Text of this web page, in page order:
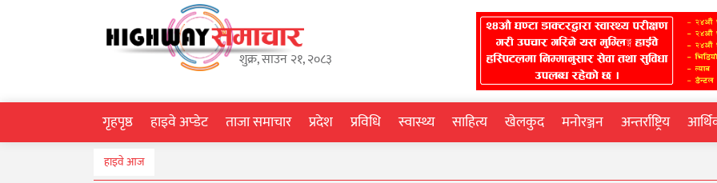
शुक्र, साउन २१, २०८३
गृहपृष्ठ हाइवे अप्डेट ताजा समाचार प्रदेश प्रविधि स्वास्थ्य साहित्य खेलकुद मनोरञ्जन अन्तर्राष्ट्रिय
हाइवे आज